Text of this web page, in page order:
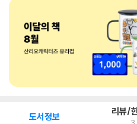
도서정보 리뷰/